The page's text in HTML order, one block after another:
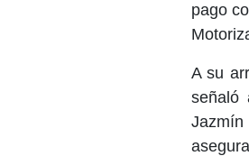
pago
A su
señaló